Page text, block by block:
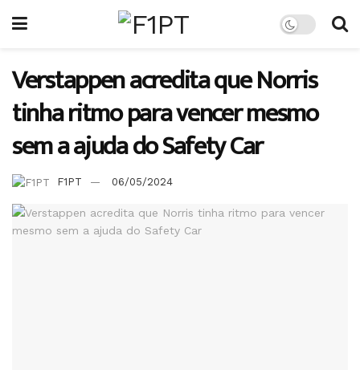
Verstappen acredita que Norris
tinha ritmo para vencer mesmo
sem a ajuda do Safety Car
F1PT 06/05/2024